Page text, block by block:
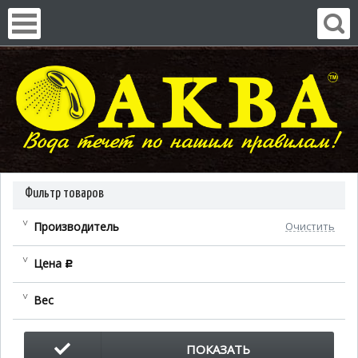
Фильтр товаров
Производитель Очистить
Цена c
Вес
ПОКАЗАТЬ